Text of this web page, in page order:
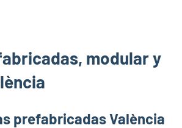
modular y
prefabricadas València